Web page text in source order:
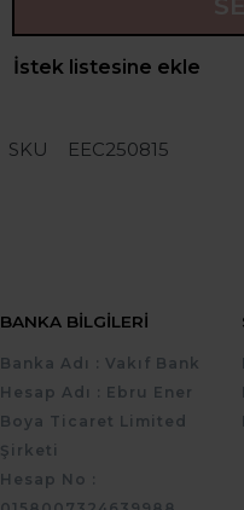
İstek listesine ekle
SKU EEC250815
BANKA BILGILERI
Banka Adı : Vakıf Bank
Hesap Adı : Ebru Ener
Boya Ticaret Limited
Şirketi
Hesap No :